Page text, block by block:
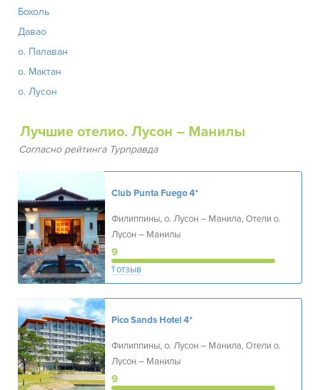
Бохоль
Давао
о. Палаван
о. Мактан
о. Лусон
Лучшие отелио. Лусон – Манилы
Согласно рейтинга Турправда
Club Punta Fuego4*
Филиппины, о. Лусон – Манила, Отели о.
Лусон – Манилы
9
1 отзыв
Pico Sands Hotel4*
Филиппины, о. Лусон – Манила, Отели о.
Лусон – Манилы
9